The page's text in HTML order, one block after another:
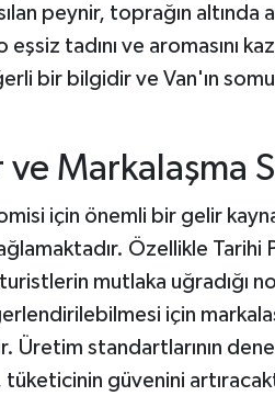
peynir, toprağın altında
tadını ve aromasını
bir bilgidir ve Van'ın
Markalaşma
için önemli bir gelir
Özellikle Tarihi
mutlaka uğradığı
için
Üretim standartlarının
tüketicinin güvenini